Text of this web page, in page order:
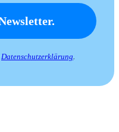
Datenschutzerklärung.